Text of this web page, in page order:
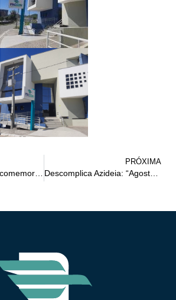
Dia do estudante é comemorado na Faccon com presença da OAB Arcoverde; veja fotos
PRÓXIMA
Descomplica Azideia: “Agosto Lilás”